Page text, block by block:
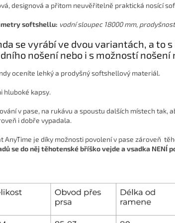
designová a přitom neuvěřitelně praktická nosící
softshellu: vodní sloupec 18000 mm,
se vyrábí ve dvou variantách, a to
nošení nebo i s možností nošení
oceníte lehký a prodyšný softshellový materiál.
hluboké kapsy.
v pase, na rukávu a spoustu dalších místech tak,
i dobře vypadala.
AnyTime je díky možnosti povolení v pase zároveň
se do něj těhotenské bříško vejde a vsadka NENÍ